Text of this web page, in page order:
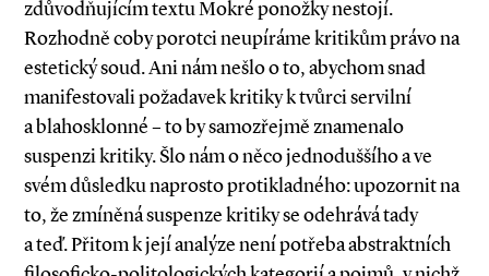
zdůvodňujícím textu Mokré ponožky nestojí.
Rozhodně coby porotci neupíráme kritikům právo na
estetický soud. Ani nám nešlo o to, abychom snad
manifestovali požadavek kritiky k tvůrci servilní
a blahosklonné – to by samozřejmě znamenalo
suspenzi kritiky. Šlo nám o něco jednoduššího a ve
svém důsledku naprosto protikladného: upozornit na
to, že zmíněná suspenze kritiky se odehrává tady
a teď. Přitom k její analýze není potřeba abstraktních